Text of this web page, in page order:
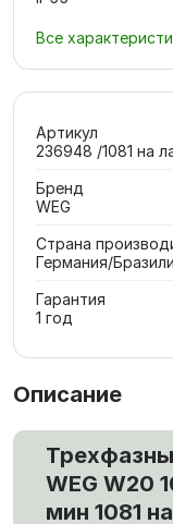
Все
Артикул
236948 /1081 на
Бренд
WEG
Страна
Германия/
Гарантия
1 год
Описание
WEG W20
мин 1081